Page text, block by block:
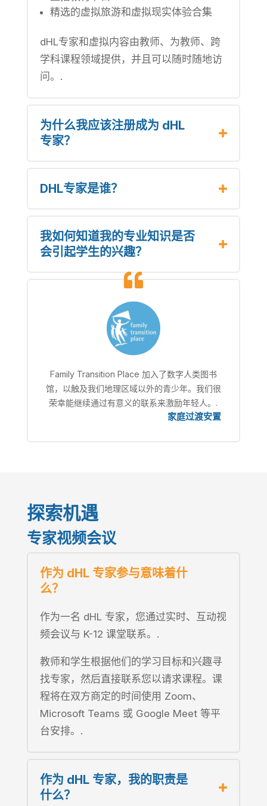
精选的虚拟旅游和虚拟现实体验合集
dHL专家和虚拟内容由教师、为教师、跨
学科课程领域提供，并且可以随时随地访
问。.
为什么我应该注册成为 dHL
专家？
DHL专家是谁？
我如何知道我的专业知识是否
会引起学生的兴趣？
Family Transition Place 加入了数字人类图书
馆，以触及我们地理区域以外的青少年。我们很
荣幸能继续通过有意义的联系来激励年轻人。.
家庭过渡安置
探索机遇
专家视频会议
作为 dHL 专家参与意味着什
么？
作为一名 dHL 专家，您通过实时、互动视
频会议与 K-12 课堂联系。.
教师和学生根据他们的学习目标和兴趣寻
找专家，然后直接联系您以请求课程。课
程将在双方商定的时间使用 Zoom、
Microsoft Teams 或 Google Meet 等平
台安排。.
作为 dHL 专家，我的职责是
什么？